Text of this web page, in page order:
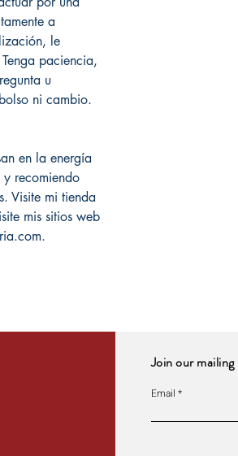
a
le
paciencia,
u
ni cambio.
en la energía
y recomiendo
Visite mi tienda
mis sitios web
Join our
Email